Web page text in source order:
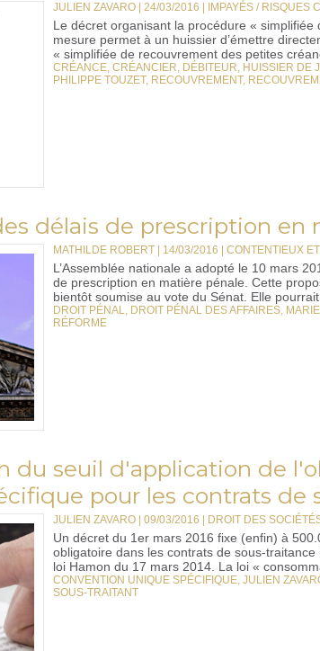
JULIEN ZAVARO | 24/03/2016 IMPAYÉS / RISQUES
Le décret organisant la procédure «
mesure permet à un huissier d’émettre
« simplifiée de recouvrement des petites
CRÉANCE, CRÉANCIER, DÉBITEUR, HUISSIER DE
PHILIPPE TOUZET, RECOUVREMENT,
délais de prescription en
MATHILDE ROBERT | 14/03/2016 CONTENTIEUX
L’Assemblée nationale a adopté le 10 mars
de prescription en matière pénale. Cette
bientôt soumise au vote du Sénat. Elle pourrait
DROIT PÉNAL, DROIT PÉNAL DES AFFAIRES,
RÉFORME
du seuil d'application de
pour les contrats de
JULIEN ZAVARO | 09/03/2016 DROIT DES
Un décret du 1er mars 2016 fixe (enfin) à
obligatoire dans les contrats de sous-
loi Hamon du 17 mars 2014. La loi «
CONVENTION UNIQUE SPÉCIFIQUE, JULIEN
SOUS-TRAITANT